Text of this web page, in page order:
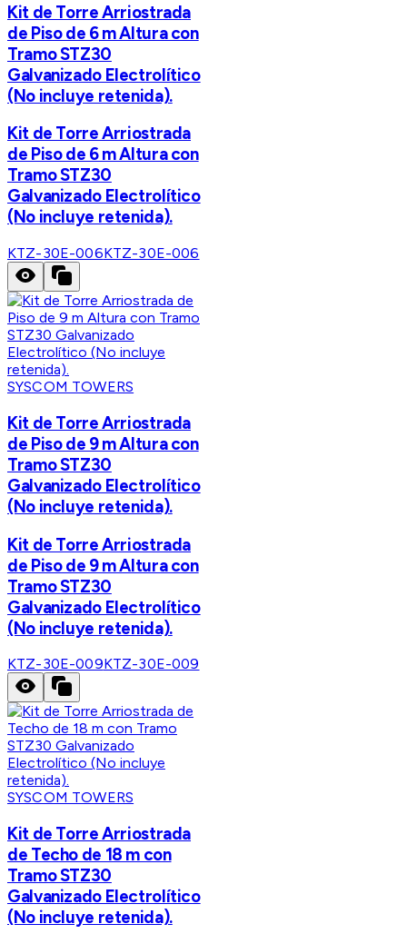
Kit de Torre Arriostrada
de Piso de 6 m Altura con
Tramo STZ30
Galvanizado Electrolítico
(No incluye retenida).
Kit de Torre Arriostrada
de Piso de 6 m Altura con
Tramo STZ30
Galvanizado Electrolítico
(No incluye retenida).
KTZ-30E-006KTZ-30E-006
SYSCOM TOWERS
Kit de Torre Arriostrada
de Piso de 9 m Altura con
Tramo STZ30
Galvanizado Electrolítico
(No incluye retenida).
Kit de Torre Arriostrada
de Piso de 9 m Altura con
Tramo STZ30
Galvanizado Electrolítico
(No incluye retenida).
KTZ-30E-009KTZ-30E-009
SYSCOM TOWERS
Kit de Torre Arriostrada
de Techo de 18 m con
Tramo STZ30
Galvanizado Electrolítico
(No incluye retenida).